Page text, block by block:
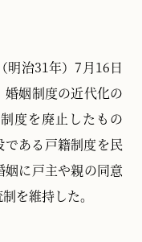
明治31年）7月16日
姻制度の近代化の
度を廃止したもの
ある戸籍制度を民
に戸主や親の同意
を維持した。